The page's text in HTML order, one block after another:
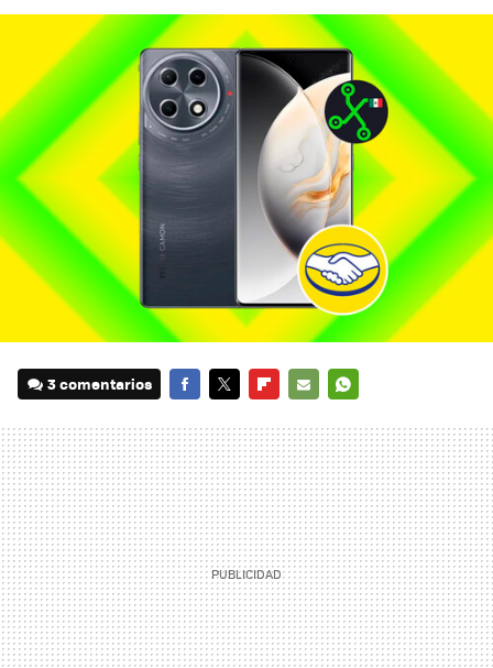
3 comentarios
MAIL